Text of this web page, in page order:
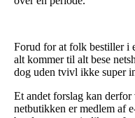
Forud for at folk bestiller i
alt kommer til alt bese
dog uden tvivl ikke super
Et andet forslag kan
netbutikken er medlem af